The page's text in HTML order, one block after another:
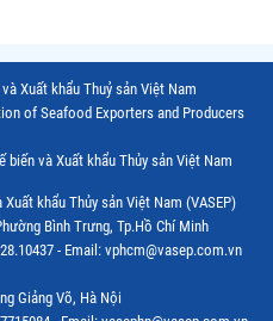
Xuất khẩu Thuỷ sản Việt Nam
of Seafood Exporters and Producers
và Xuất khẩu Thủy sản Việt Nam
khẩu Thủy sản Việt Nam (VASEP)
Bình Trưng, Tp.Hồ Chí Minh
- Email: vphcm@vasep.com.vn
Giảng Võ, Hà Nội